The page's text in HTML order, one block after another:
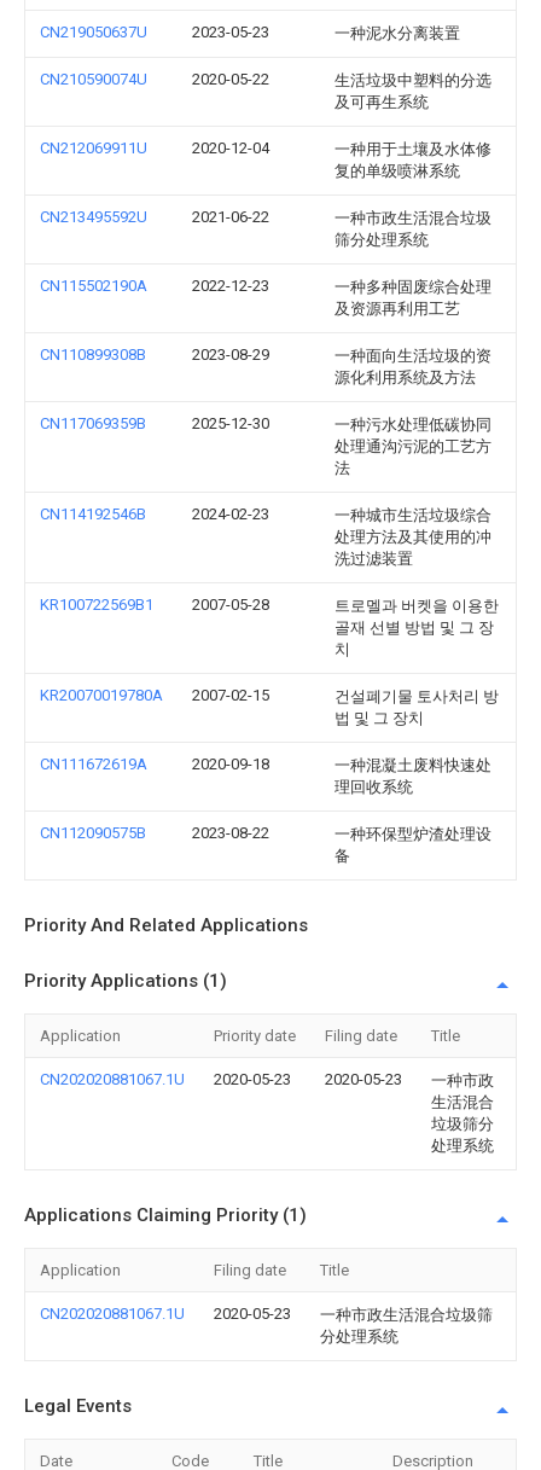
CN219050637U 2023-05-23 一种泥水分离装置
CN210590074U 2020-05-22
生活垃圾中塑料的分选
及可再生系统
CN212069911U 2020-12-04
一种用于土壤及水体修
复的单级喷淋系统
CN213495592U 2021-06-22
一种市政生活混合垃圾
筛分处理系统
CN115502190A 2022-12-23
一种多种固废综合处理
及资源再利用工艺
CN110899308B 2023-08-29
一种面向生活垃圾的资
源化利用系统及方法
CN117069359B 2025-12-30
一种污水处理低碳协同
处理通沟污泥的工艺方
法
CN114192546B 2024-02-23
一种城市生活垃圾综合
处理方法及其使用的冲
洗过滤装置
KR100722569B1 2007-05-28
트로멜과 버켓을 이용한
골재 선별 방법 및 그 장
치
KR20070019780A 2007-02-15
건설폐기물 토사처리 방
법 및 그 장치
CN111672619A 2020-09-18
一种混凝土废料快速处
理回收系统
CN112090575B 2023-08-22
一种环保型炉渣处理设
备
Priority And Related Applications
Priority Applications (1)
Application Priority date Filing date Title
CN202020881067.1U 2020-05-23 2020-05-23
一种市政
生活混合
垃圾筛分
处理系统
Applications Claiming Priority (1)
Application Filing date Title
CN202020881067.1U 2020-05-23
一种市政生活混合垃圾筛
分处理系统
Legal Events
Date Code Title Description